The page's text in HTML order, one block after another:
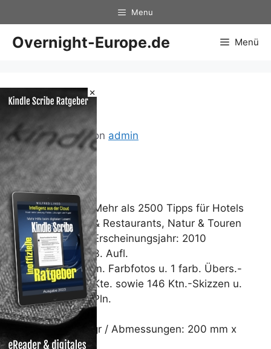
×
Inhalt
springen
Menu
Overnight-Europe.de Menü
USA
19. April 2013 von admin
USA
Mehr als 2500 Tipps für Hotels
& Restaurants, Natur & Touren
Erscheinungsjahr: 2010
3. Aufl.
m. Farbfotos u. 1 farb. Übers.-
Kte. sowie 146 Ktn.-Skizzen u.
Pln.
Hobby/Freizeit
Gewicht: 1090 gr / Abmessungen: 200 mm x
130 mm